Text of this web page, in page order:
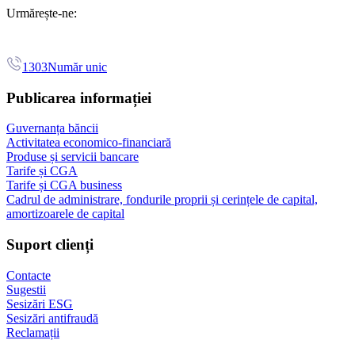
Urmărește-ne:
1303Număr unic
Publicarea informației
Guvernanța băncii
Activitatea economico-financiară
Produse și servicii bancare
Tarife și CGA
Tarife și CGA business
Cadrul de administrare, fondurile proprii și cerințele de capital,
amortizoarele de capital
Suport clienți
Contacte
Sugestii
Sesizări ESG
Sesizări antifraudă
Reclamații